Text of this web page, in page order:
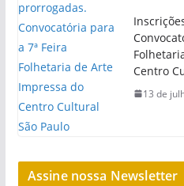
Centro
13 de
Assine nossa Newsletter